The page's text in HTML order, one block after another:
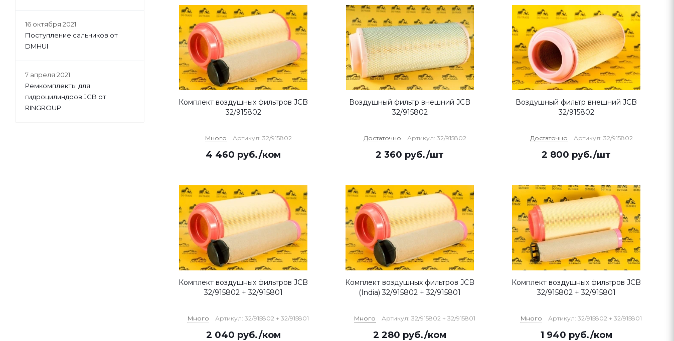
Комплект воздушных фильтров JCB
32/915802
Много Артикул: 32/915802
4 460 руб./ком
Воздушный фильтр внешний JCB
32/915802
Достаточно Артикул: 32/915802
2 360 руб./шт
Воздушный фильтр внешний JCB
32/915802
Достаточно Артикул: 32/915802
2 800 руб./шт
Комплект воздушных фильтров JCB
32/915802 + 32/915801
Много Артикул: 32/915802 + 32/915801
2 040 руб./ком
Комплект воздушных фильтров JCB
(India) 32/915802 + 32/915801
Много Артикул: 32/915802 + 32/915801
2 280 руб./ком
Комплект воздушных фильтров JCB
32/915802 + 32/915801
Много Артикул: 32/915802 + 32/915801
1 940 руб./ком
16 октября 2021
Поступление сальников от
DMHUI
7 апреля 2021
Ремкомплекты для
гидроцилиндров JCB от
RINGROUP